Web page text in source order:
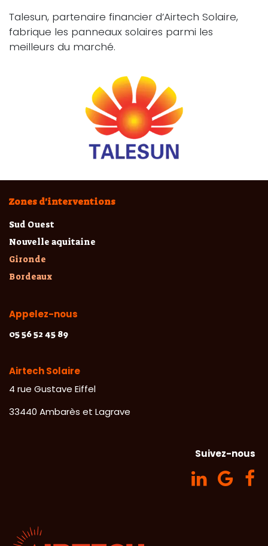
Talesun, partenaire financier d’Airtech Solaire,
fabrique les panneaux solaires parmi les
meilleurs du marché.
Zones d'interventions
Sud Ouest
Nouvelle aquitaine
Gironde
Bordeaux
Appelez-nous
05 56 52 45 89
Airtech Solaire
​4 rue Gustave Eiffel
33440 Ambarès et Lagrave
Suivez-nous